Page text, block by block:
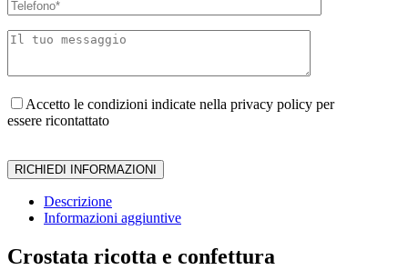
Accetto le condizioni indicate nella privacy policy per
essere ricontattato
Descrizione
Informazioni aggiuntive
Crostata ricotta e confettura